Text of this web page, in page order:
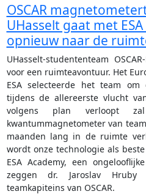
OSCAR
UHasselt gaat met
opnieuw naar de
UHasselt-studententeam
voor een ruimteavontuur. Het
ESA selecteerde het team
tijdens de allereerste vlucht
volgens plan verloopt zal
kwantummagnetometer van
maanden lang in de ruimte
wordt onze technologie als
ESA Academy, een
zeggen dr. Jaroslav
teamkapiteins van OSCAR.